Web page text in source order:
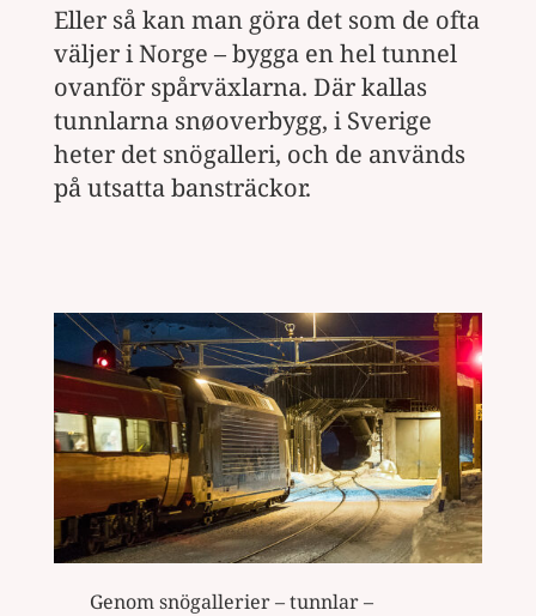
Eller så kan man göra det som de ofta
väljer i Norge – bygga en hel tunnel
ovanför spårväxlarna. Där kallas
tunnlarna snøoverbygg, i Sverige
heter det snögalleri, och de används
på utsatta bansträckor.
Genom snögallerier – tunnlar –